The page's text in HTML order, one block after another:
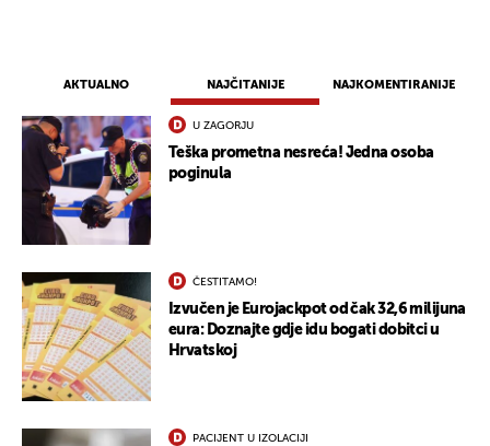
AKTUALNO NAJČITANIJE NAJKOMENTIRANIJE
U ZAGORJU
Teška prometna nesreća! Jedna osoba
poginula
ČESTITAMO!
Izvučen je Eurojackpot od čak 32,6 milijuna
eura: Doznajte gdje idu bogati dobitci u
Hrvatskoj
PACIJENT U IZOLACIJI